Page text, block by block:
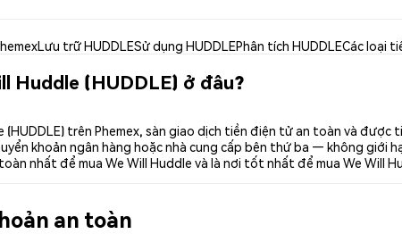
Lưu trữ HUDDLESử dụng HUDDLEPhân tích HUDDLECác loại
Huddle (HUDDLE) ở đâu?
(HUDDLE) trên Phemex, sàn giao dịch tiền điện tử an toàn và
khoản ngân hàng hoặc nhà cung cấp bên thứ ba — không giới
nhất để mua We Will Huddle và là nơi tốt nhất để mua We Will
an toàn